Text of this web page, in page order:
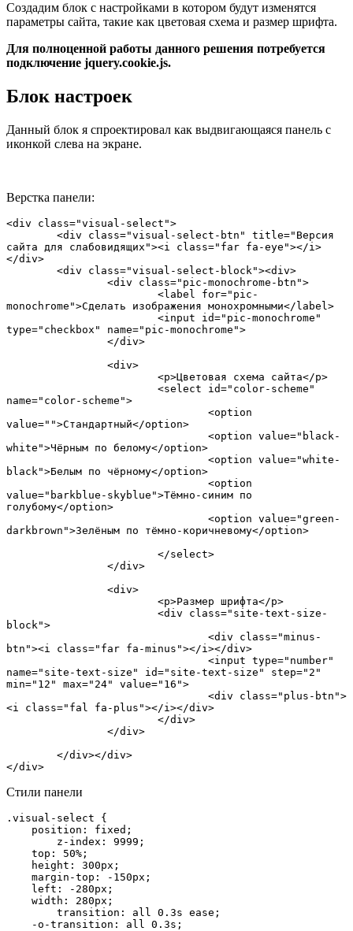
Создадим блок с настройками в котором будут изменятся
параметры сайта, такие как цветовая схема и размер шрифта.
Для полноценной работы данного решения потребуется
подключение jquery.cookie.js.
Блок настроек
Данный блок я спроектировал как выдвигающаяся панель с
иконкой слева на экране.
Верстка панели:
<div class="visual-select">
сайта для слабовидящих"><i class="far fa-eye"></i>
</div>
monochrome">Сделать изображения монохромными</label>
type="checkbox" name="pic-monochrome">
name="color-scheme">
value="">Стандартный</option>
white">Чёрным по белому</option>
black">Белым по чёрному</option>
value="barkblue-skyblue">Тёмно-синим по
голубому</option>
darkbrown">Зелёным по тёмно-коричневому</option>
block">
btn"><i class="far fa-minus"></i></div>
name="site-text-size" id="site-text-size" step="2"
min="12" max="24" value="16">
<i class="fal fa-plus"></i></div>
</div>
Стили панели
.visual-select {